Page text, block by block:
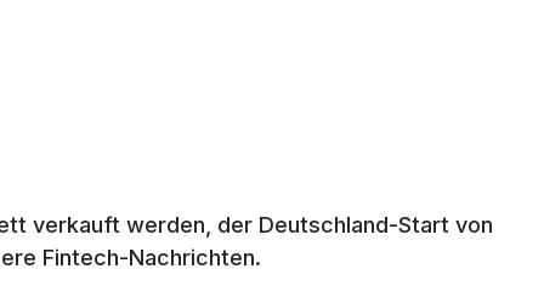
verkauft werden, der Deutschland-Start von
Fintech-Nachrichten.